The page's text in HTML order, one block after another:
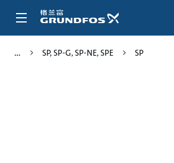
SP, SP-G, SP-NE, SPE SP